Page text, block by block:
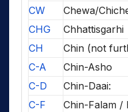
CW
Chewa/
CHG
Chhattisgarhi
CH
Chin (not
C-A
Chin-Asho
C-D
Chin-Daai:
C-F
Chin-Falam /